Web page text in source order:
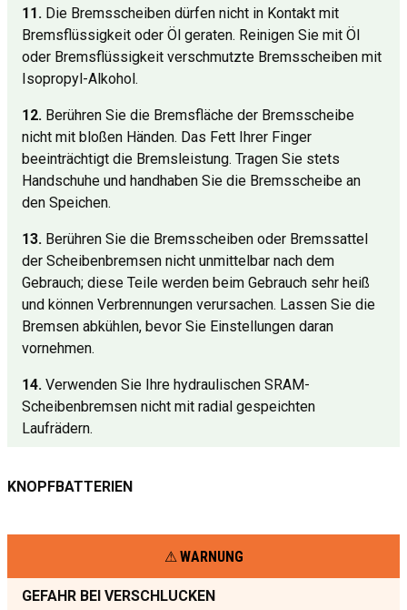
11. Die Bremsscheiben dürfen nicht in Kontakt mit
Bremsflüssigkeit oder Öl geraten. Reinigen Sie mit Öl
oder Bremsflüssigkeit verschmutzte Bremsscheiben mit
Isopropyl-Alkohol.
12. Berühren Sie die Bremsfläche der Bremsscheibe
nicht mit bloßen Händen. Das Fett Ihrer Finger
beeinträchtigt die Bremsleistung. Tragen Sie stets
Handschuhe und handhaben Sie die Bremsscheibe an
den Speichen.
13. Berühren Sie die Bremsscheiben oder Bremssattel
der Scheibenbremsen nicht unmittelbar nach dem
Gebrauch; diese Teile werden beim Gebrauch sehr heiß
und können Verbrennungen verursachen. Lassen Sie die
Bremsen abkühlen, bevor Sie Einstellungen daran
vornehmen.
14. Verwenden Sie Ihre hydraulischen SRAM-
Scheibenbremsen nicht mit radial gespeichten
Laufrädern.
KNOPFBATTERIEN
WARNUNG
GEFAHR BEI VERSCHLUCKEN